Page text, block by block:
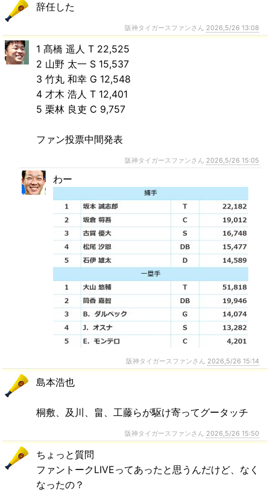
辞任した
阪神タイガースファンさん 2026,5/26 13:08
1 髙橋 遥人 T 22,525
2 山野 太一 S 15,537
3 竹丸 和幸 G 12,548
4 才木 浩人 T 12,401
5 栗林 良吏 C 9,757
ファン投票中間発表
阪神タイガースファンさん 2026,5/26 15:05
わー
阪神タイガースファンさん 2026,5/26 15:14
島本浩也
桐敷、及川、畠、工藤らが駆け寄ってグータッチ
阪神タイガースファンさん 2026,5/26 15:50
ちょっと質問
ファントークLIVEってあったと思うんだけど、なく
なったの？